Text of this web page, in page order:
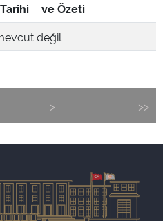
Tarihi
ve Özeti
değil
> >>